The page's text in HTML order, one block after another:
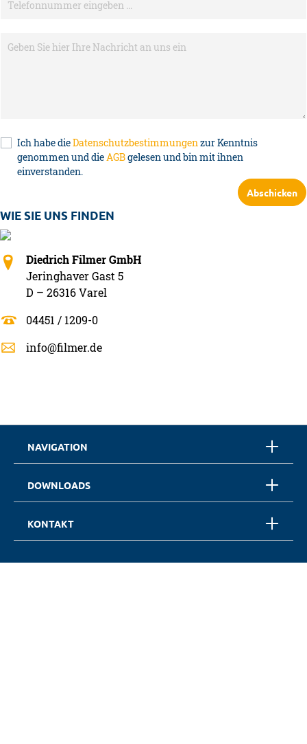
Ich habe dieDatenschutzbestimmungenzur Kenntnis
genommen und dieAGBgelesen und bin mit ihnen
einverstanden.
Abschicken
WIE SIE UNS FINDEN
Diedrich Filmer GmbH
Jeringhaver Gast 5
D – 26316 Varel
04451 / 1209-0
info@filmer.de
NAVIGATION
DOWNLOADS
KONTAKT